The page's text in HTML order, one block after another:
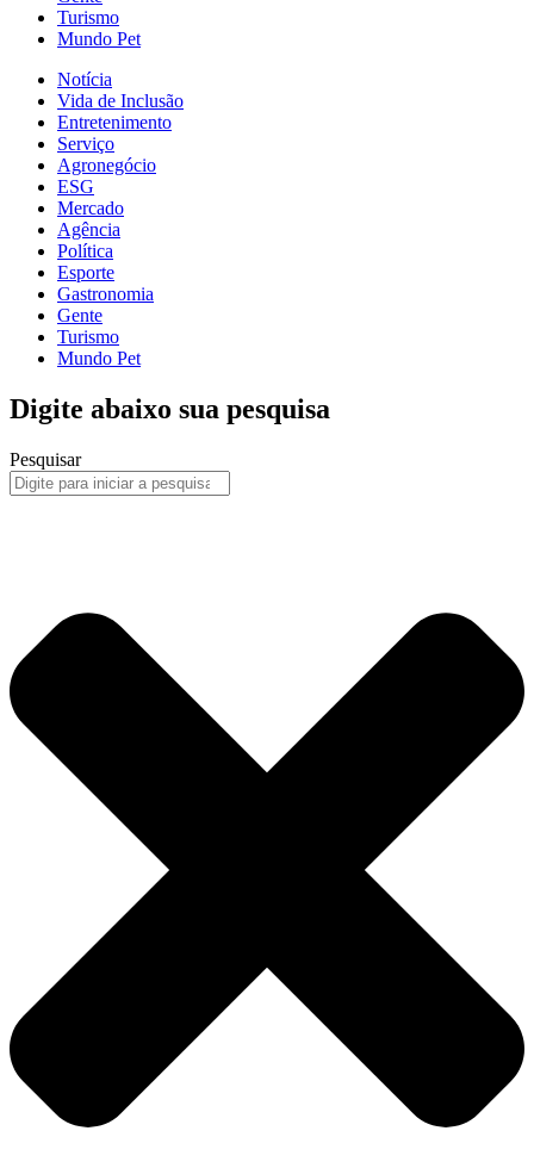
Turismo
Mundo Pet
Notícia
Vida de Inclusão
Entretenimento
Serviço
Agronegócio
ESG
Mercado
Agência
Política
Esporte
Gastronomia
Gente
Turismo
Mundo Pet
Digite abaixo sua pesquisa
Pesquisar